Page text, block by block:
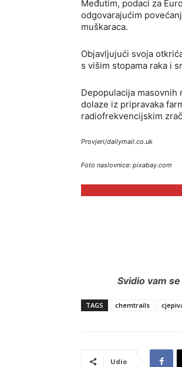
Međutim, podaci za
odgovarajućim
muškaraca.
Objavljujući svoja
s višim stopama raka i
Depopulacija masovnih
dolaze iz pripravaka
radiofrekvencijskim
Provjeri/dailymail.co.uk
Foto naslovnice: pixabay.com
Svidio vam
TAGS chemtrails
Udio